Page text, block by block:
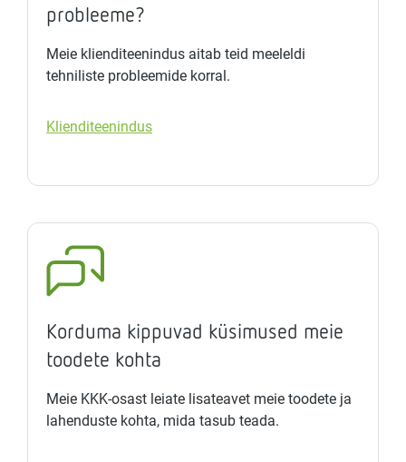
probleeme?
Meie klienditeenindus aitab teid meeleldi
tehniliste probleemide korral.
Klienditeenindus
Korduma kippuvad küsimused meie
toodete kohta
Meie KKK-osast leiate lisateavet meie toodete ja
lahenduste kohta, mida tasub teada.